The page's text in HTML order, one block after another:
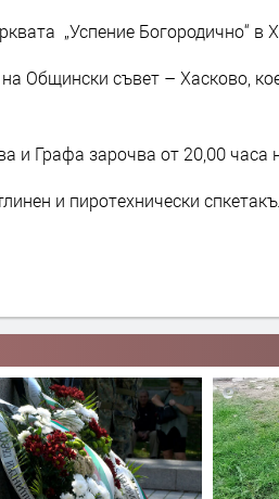
„Успение Богородично“ в
Общински съвет – Хасково,
и Графа зарочва от 20,00 часа
и пиротехнически